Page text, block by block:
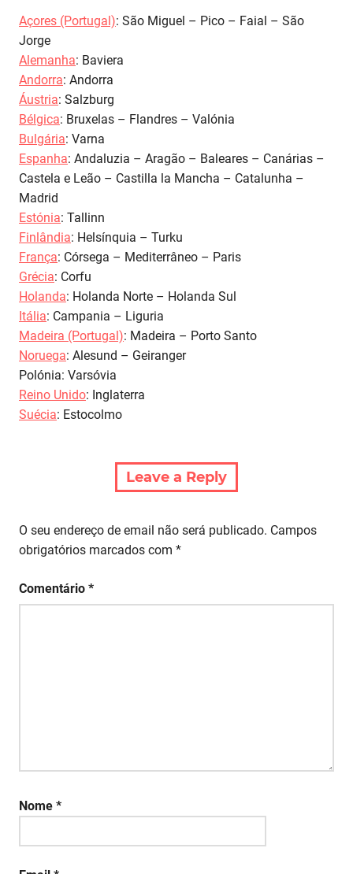
Açores (Portugal): São Miguel – Pico – Faial – São
Jorge
Alemanha: Baviera
Andorra: Andorra
Áustria: Salzburg
Bélgica: Bruxelas – Flandres – Valónia
Bulgária: Varna
Espanha: Andaluzia – Aragão – Baleares – Canárias –
Castela e Leão – Castilla la Mancha – Catalunha –
Madrid
Estónia: Tallinn
Finlândia: Helsínquia – Turku
França: Córsega – Mediterrâneo – Paris
Grécia: Corfu
Holanda: Holanda Norte – Holanda Sul
Itália: Campania – Liguria
Madeira (Portugal): Madeira – Porto Santo
Noruega: Alesund – Geiranger
Polónia: Varsóvia
Reino Unido: Inglaterra
Suécia: Estocolmo
Leave a Reply
O seu endereço de email não será publicado. Campos
obrigatórios marcados com *
Comentário *
Nome *